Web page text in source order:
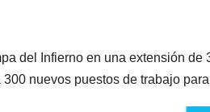
del Infierno en una extensión de
nuevos puestos de trabajo